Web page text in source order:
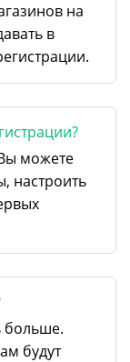
на
в
можете
настроить
больше.
будут